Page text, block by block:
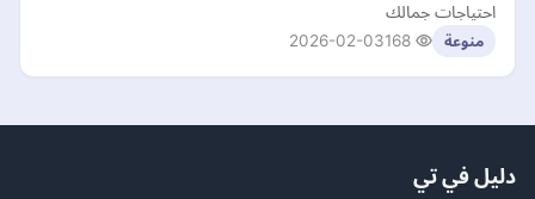
احتياجات جمالك
منوعة 2026-02-03
دليل في تي